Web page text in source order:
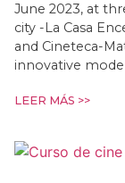
June 2023, at
city -La Casa
and Cineteca-
innovative
LEER MÁS >>